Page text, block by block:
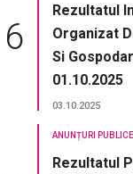
Rezultatul
Organizat
Si
01.10.2025
03.10.2025
ANUNȚURI PUBLICE
Rezultatul